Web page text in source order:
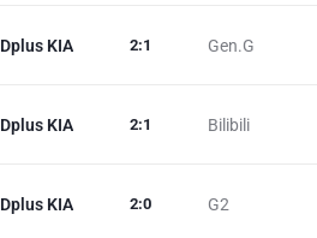
Dplus KIA Gen.G
2:1
Dplus KIA Bilibili
2:1
Dplus KIA G2
2:0